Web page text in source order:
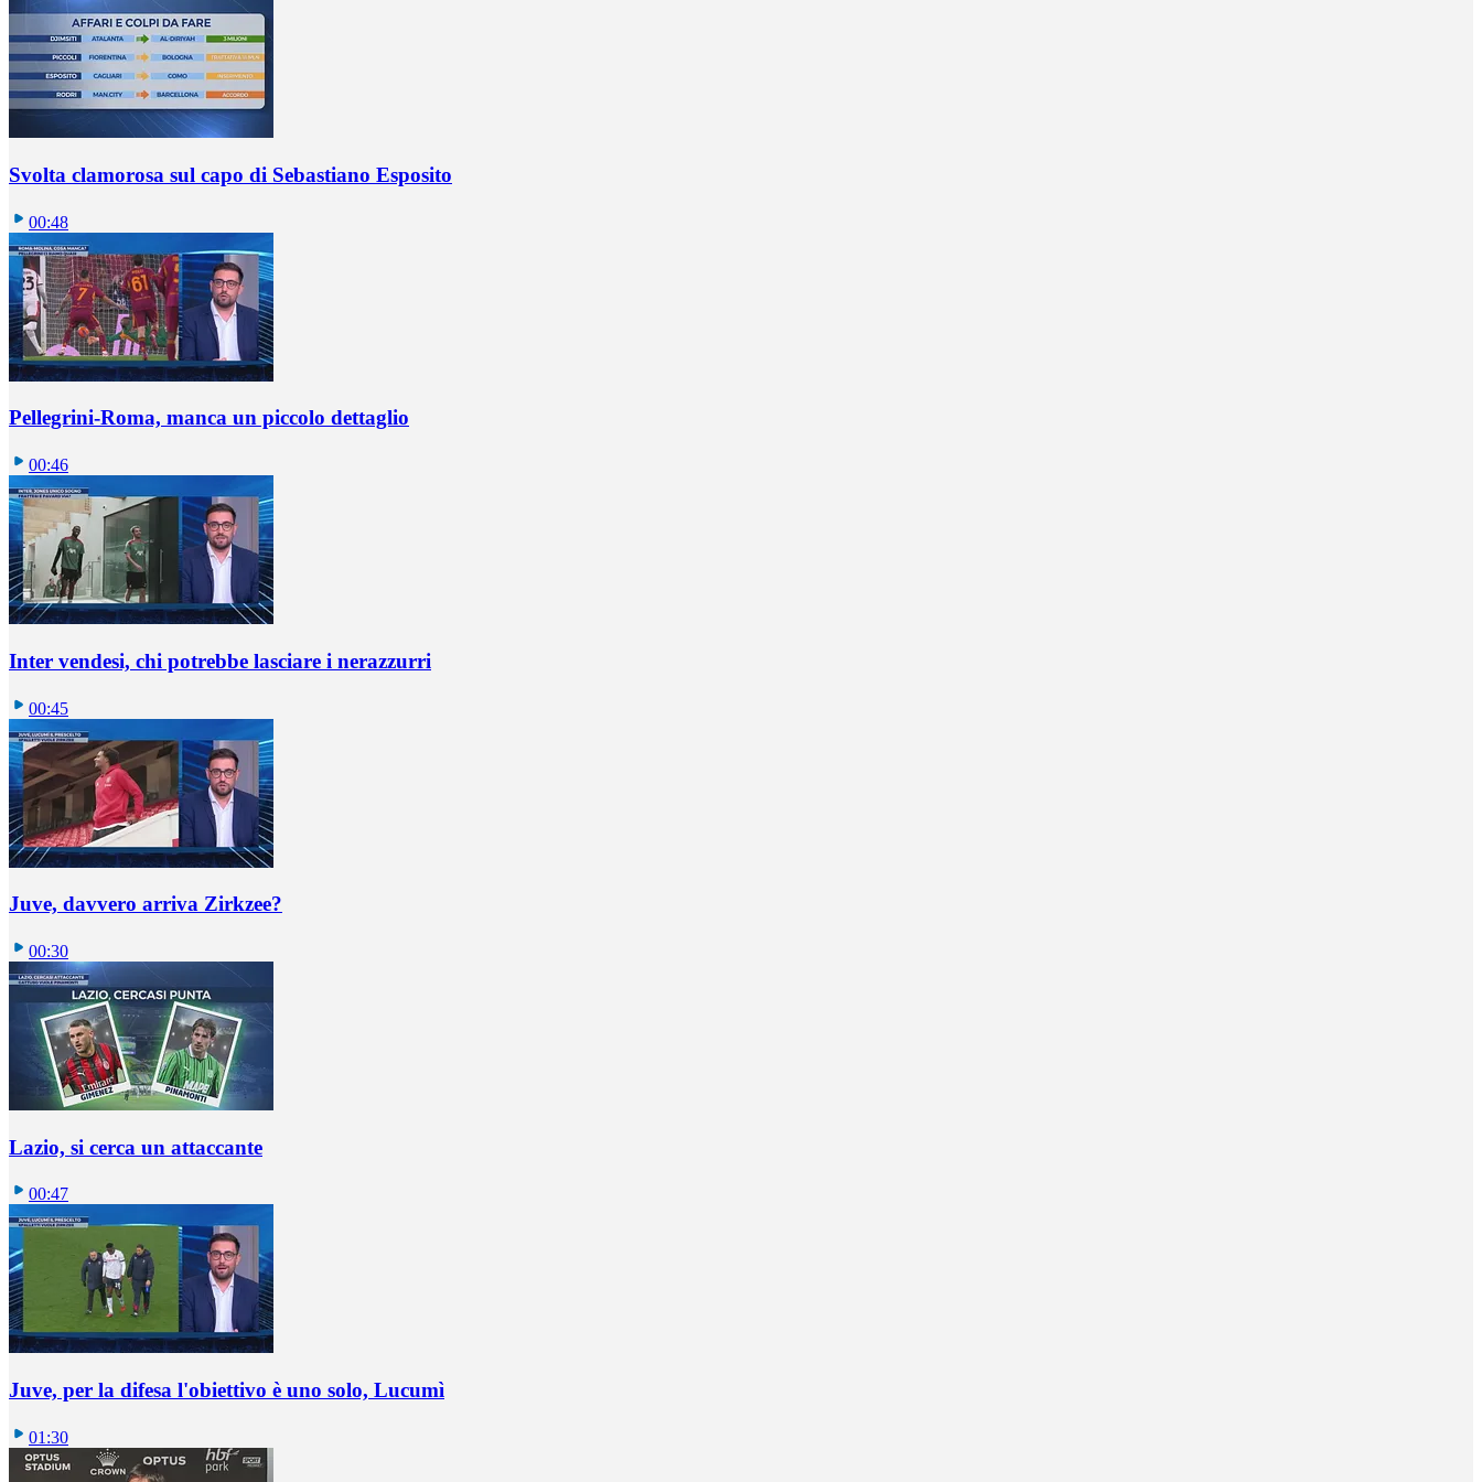
Svolta clamorosa sul capo di Sebastiano Esposito
00:48
Pellegrini-Roma, manca un piccolo dettaglio
00:46
Inter vendesi, chi potrebbe lasciare i nerazzurri
00:45
Juve, davvero arriva Zirkzee?
00:30
Lazio, si cerca un attaccante
00:47
Juve, per la difesa l'obiettivo è uno solo, Lucumì
01:30